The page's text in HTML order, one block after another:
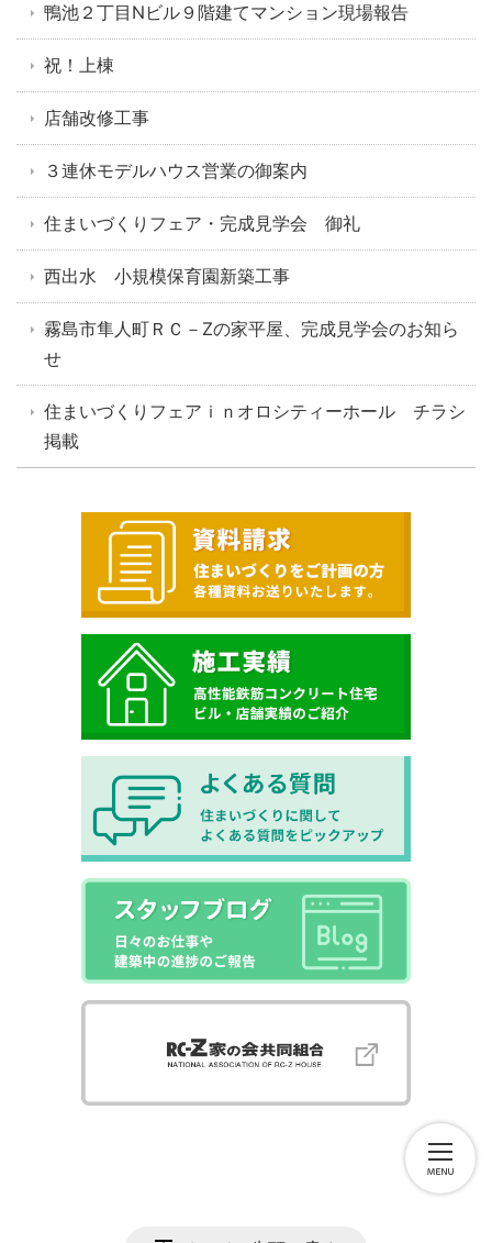
鴨池２丁目Nビル９階建てマンション現場報告
祝！上棟
店舗改修工事
３連休モデルハウス営業の御案内
住まいづくりフェア・完成見学会 御礼
西出水 小規模保育園新築工事
霧島市隼人町ＲＣ－Zの家平屋、完成見学会のお知ら
せ
住まいづくりフェアｉｎオロシティーホール チラシ
掲載